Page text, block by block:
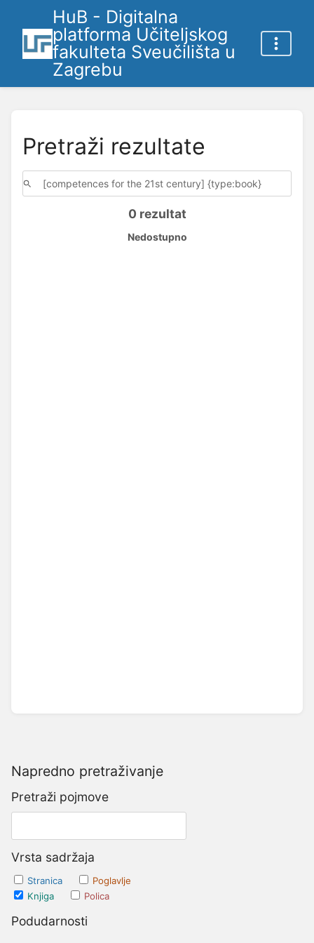
HuB - Digitalna
platforma Učiteljskog
fakulteta Sveučilišta u
Zagrebu
Napredno pretraživanje
Pretraži pojmove
Vrsta sadržaja
Stranica
Poglavlje
Knjiga
Polica
Podudarnosti
Pretraži rezultate
0 rezultat
Nedostupno